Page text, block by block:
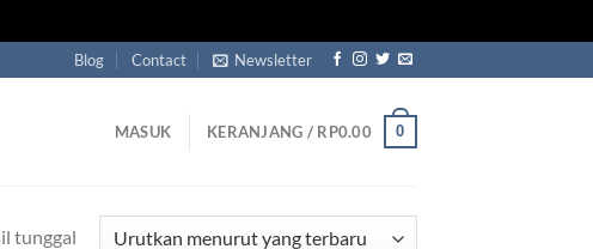
Blog Contact Newsletter
MASUK KERANJANG / RP0.00 0
tunggal